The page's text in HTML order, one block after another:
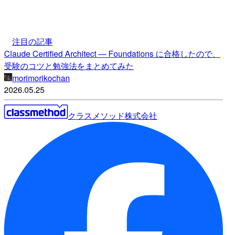
注目の記事
Claude Certified Architect — Foundations に合格したので、
受験のコツと勉強法をまとめてみた
morimorikochan
2026.05.25
クラスメソッド株式会社